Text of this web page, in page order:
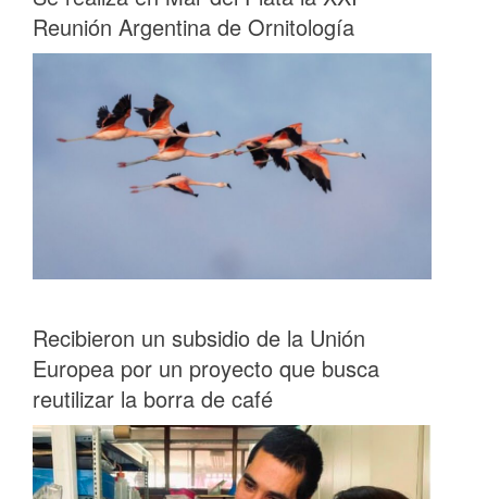
Reunión Argentina de Ornitología
Recibieron un subsidio de la Unión
Europea por un proyecto que busca
reutilizar la borra de café